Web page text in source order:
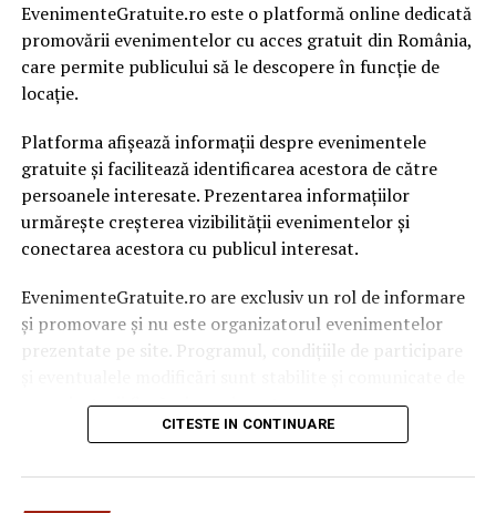
EvenimenteGratuite.ro este o platformă online dedicată
promovării evenimentelor cu acces gratuit din România,
care permite publicului să le descopere în funcție de
locație.
Platforma afișează informații despre evenimentele
gratuite și facilitează identificarea acestora de către
persoanele interesate. Prezentarea informațiilor
urmărește creșterea vizibilității evenimentelor și
conectarea acestora cu publicul interesat.
EvenimenteGratuite.ro are exclusiv un rol de informare
și promovare și nu este organizatorul evenimentelor
prezentate pe site. Programul, condițiile de participare
organizatorii fiecărui eveniment.
înainte de participare.
CITESTE IN CONTINUARE